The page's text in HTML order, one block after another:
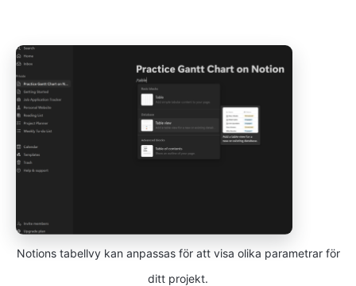
Notions tabellvy kan anpassas för att visa olika parametrar för
ditt projekt.